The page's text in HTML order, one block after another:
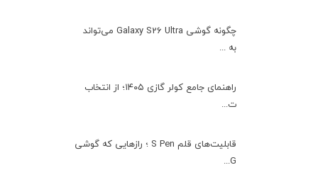
چگونه گوشی Galaxy S26 Ultra می‌تواند
به ...
راهنمای جامع کولر گازی ۱۴۰۵؛ از انتخاب
ت...
قابلیت‌های قلم S Pen ؛ رازهایی که گوشی
G...